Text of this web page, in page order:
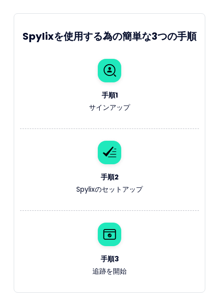
Spylixを使用する為の簡単な3つの手順
手順1
サインアップ
手順2
Spylixのセットアップ
手順3
追跡を開始